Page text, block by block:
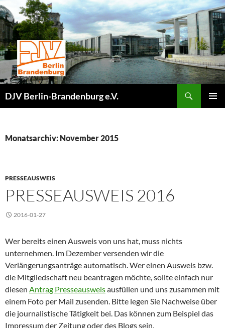
Zum
Inhalt
springen
DJV Berlin-Brandenburg e.V.
Monatsarchiv: November 2015
PRESSEAUSWEIS
PRESSEAUSWEIS 2016
2016-01-27
Wer bereits einen Ausweis von uns hat, muss nichts
unternehmen. Im Dezember versenden wir die
Verlängerungsanträge automatisch. Wer einen Ausweis bzw.
die Mitgliedschaft neu beantragen möchte, sollte einfach nur
diesen Antrag Presseausweisausfüllen und uns zusammen mit
einem Foto per Mail zusenden. Bitte legen Sie Nachweise über
die journalistische Tätigkeit bei. Das können zum Beispiel das
Impressum der Zeitung oder des Blogs sein.